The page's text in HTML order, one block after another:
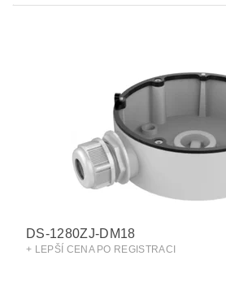
DS-1280ZJ-DM18
+ LEPŠÍ CENA PO REGISTRACI